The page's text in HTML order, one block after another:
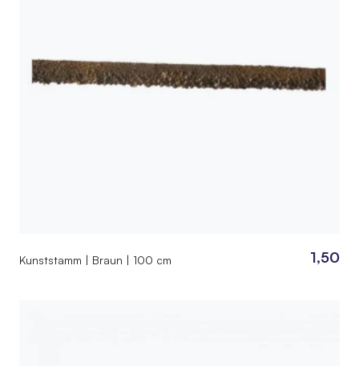
Kunststamm | Braun | 100 cm 1,50